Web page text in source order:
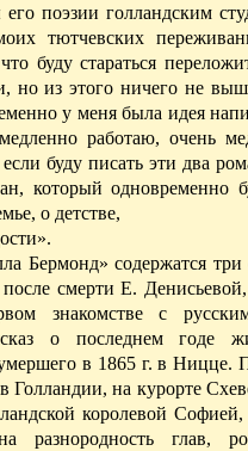
поэзии голландским
тютчевских
буду стараться
но из этого ничего не
у меня была идея
работаю, очень
буду писать эти два
который одновременно
о детстве,
Бермонд» содержатся
смерти Е. Денисьевой,
знакомстве с
о последнем годе
в 1865 г. в Ницце.
Голландии, на курорте
королевой
разнородность глав,